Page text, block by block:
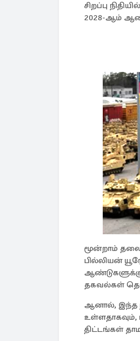
சிறப்பு
2028-ஆம்
மூன்றாம்
பில்லியன்
தகவல்கள்
ஆனால், இந்த
உள்ளதாகவும்,
திட்டங்கள்